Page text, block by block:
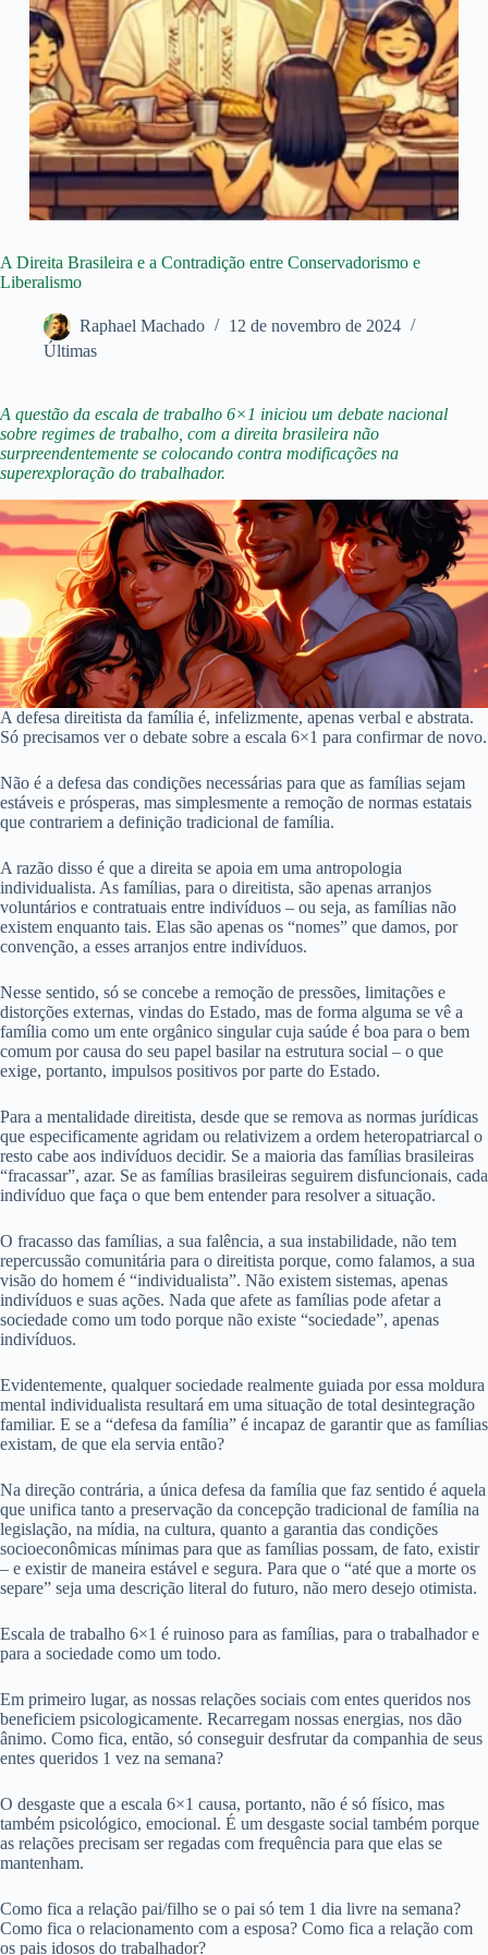
A Direita Brasileira e a Contradição entre Conservadorismo e
Liberalismo
Raphael Machado
12 de novembro de 2024
Últimas
A questão da escala de trabalho 6×1 iniciou um debate nacional
sobre regimes de trabalho, com a direita brasileira não
surpreendentemente se colocando contra modificações na
superexploração do trabalhador.
A defesa direitista da família é, infelizmente, apenas verbal e abstrata.
Só precisamos ver o debate sobre a escala 6×1 para confirmar de novo.
Não é a defesa das condições necessárias para que as famílias sejam
estáveis e prósperas, mas simplesmente a remoção de normas estatais
que contrariem a definição tradicional de família.
A razão disso é que a direita se apoia em uma antropologia
individualista. As famílias, para o direitista, são apenas arranjos
voluntários e contratuais entre indivíduos – ou seja, as famílias não
existem enquanto tais. Elas são apenas os “nomes” que damos, por
convenção, a esses arranjos entre indivíduos.
Nesse sentido, só se concebe a remoção de pressões, limitações e
distorções externas, vindas do Estado, mas de forma alguma se vê a
família como um ente orgânico singular cuja saúde é boa para o bem
comum por causa do seu papel basilar na estrutura social – o que
exige, portanto, impulsos positivos por parte do Estado.
Para a mentalidade direitista, desde que se remova as normas jurídicas
que especificamente agridam ou relativizem a ordem heteropatriarcal o
resto cabe aos indivíduos decidir. Se a maioria das famílias brasileiras
“fracassar”, azar. Se as famílias brasileiras seguirem disfuncionais, cada
indivíduo que faça o que bem entender para resolver a situação.
O fracasso das famílias, a sua falência, a sua instabilidade, não tem
repercussão comunitária para o direitista porque, como falamos, a sua
visão do homem é “individualista”. Não existem sistemas, apenas
indivíduos e suas ações. Nada que afete as famílias pode afetar a
sociedade como um todo porque não existe “sociedade”, apenas
indivíduos.
Evidentemente, qualquer sociedade realmente guiada por essa moldura
mental individualista resultará em uma situação de total desintegração
familiar. E se a “defesa da família” é incapaz de garantir que as famílias
existam, de que ela servia então?
Na direção contrária, a única defesa da família que faz sentido é aquela
que unifica tanto a preservação da concepção tradicional de família na
legislação, na mídia, na cultura, quanto a garantia das condições
socioeconômicas mínimas para que as famílias possam, de fato, existir
– e existir de maneira estável e segura. Para que o “até que a morte os
separe” seja uma descrição literal do futuro, não mero desejo otimista.
Escala de trabalho 6×1 é ruinoso para as famílias, para o trabalhador e
para a sociedade como um todo.
Em primeiro lugar, as nossas relações sociais com entes queridos nos
beneficiem psicologicamente. Recarregam nossas energias, nos dão
ânimo. Como fica, então, só conseguir desfrutar da companhia de seus
entes queridos 1 vez na semana?
O desgaste que a escala 6×1 causa, portanto, não é só físico, mas
também psicológico, emocional. É um desgaste social também porque
as relações precisam ser regadas com frequência para que elas se
mantenham.
Como fica a relação pai/filho se o pai só tem 1 dia livre na semana?
Como fica o relacionamento com a esposa? Como fica a relação com
os pais idosos do trabalhador?